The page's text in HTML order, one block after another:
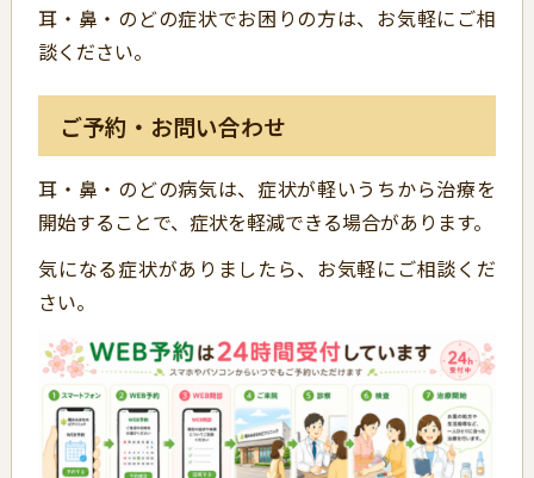
耳・鼻・のどの症状でお困りの方は、お気軽にご相
談ください。
ご予約・お問い合わせ
耳・鼻・のどの病気は、症状が軽いうちから治療を
開始することで、症状を軽減できる場合があります。
気になる症状がありましたら、お気軽にご相談くだ
さい。